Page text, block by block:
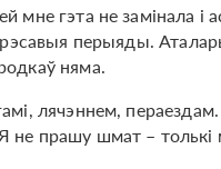
гэта не замінала і
перыяды.
няма.
лячэннем,
не прашу шмат – толькі